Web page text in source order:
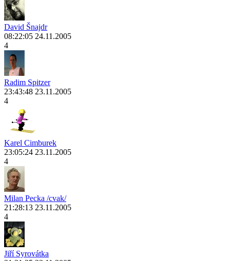
David Šnajdr
08:22:05 24.11.2005
4
Radim Spitzer
23:43:48 23.11.2005
4
Karel Cimburek
23:05:24 23.11.2005
4
Milan Pecka /cvak/
21:28:13 23.11.2005
4
Jiří Syrovátka